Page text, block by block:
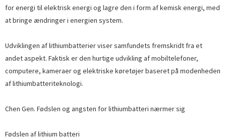
for energi til elektrisk energi og lagre den i form af kemisk energi, med
at bringe ændringer i energien system.
Udviklingen af ​​lithiumbatterier viser samfundets fremskridt fra et
andet aspekt. Faktisk er den hurtige udvikling af mobiltelefoner,
computere, kameraer og elektriske køretøjer baseret på modenheden
af ​​lithiumbatteriteknologi.
Chen Gen. Fødslen og angsten for lithiumbatteri nærmer sig
Fødslen af ​​lithium batteri